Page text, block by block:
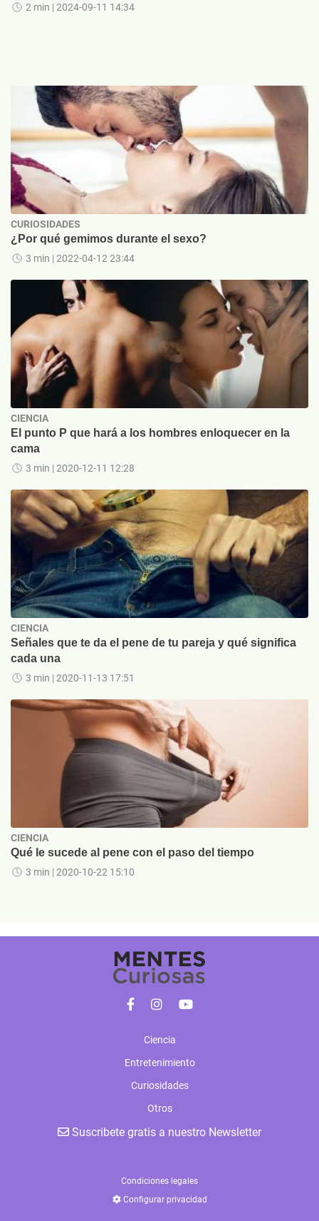
2 min | 2024-09-11 14:34
CURIOSIDADES
¿Por qué gemimos durante el sexo?
3 min | 2022-04-12 23:44
CIENCIA
El punto P que hará a los hombres enloquecer en la
cama
3 min | 2020-12-11 12:28
CIENCIA
Señales que te da el pene de tu pareja y qué significa
cada una
3 min | 2020-11-13 17:51
CIENCIA
Qué le sucede al pene con el paso del tiempo
3 min | 2020-10-22 15:10
Ciencia
Entretenimiento
Curiosidades
Otros
Suscribete gratis a nuestro Newsletter
Condiciones legales
Configurar privacidad